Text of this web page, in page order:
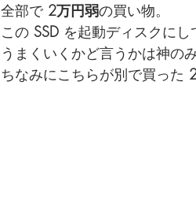
全部で 2万円弱の買い物。
この SSD を起動ディスクに
うまくいくかど言うかは神の
ちなみにこちらが別で買った